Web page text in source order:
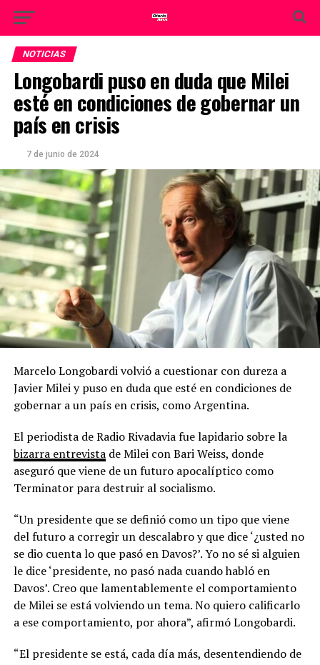
NOTICIAS
Longobardi puso en duda que Milei
esté en condiciones de gobernar un
país en crisis
7 de junio de 2024
Marcelo Longobardi volvió a cuestionar con dureza a
Javier Milei y puso en duda que esté en condiciones de
gobernar a un país en crisis, como Argentina.
El periodista de Radio Rivadavia fue lapidario sobre la
bizarra entrevistade Milei con Bari Weiss, donde
aseguró que viene de un futuro apocalíptico como
Terminator para destruir al socialismo.
“Un presidente que se definió como un tipo que viene
del futuro a corregir un descalabro y que dice ‘¿usted no
se dio cuenta lo que pasó en Davos?’. Yo no sé si alguien
le dice ‘presidente, no pasó nada cuando habló en
Davos’. Creo que lamentablemente el comportamiento
de Milei se está volviendo un tema. No quiero calificarlo
a ese comportamiento, por ahora”, afirmó Longobardi.
“El presidente se está, cada día más, desentendiendo de